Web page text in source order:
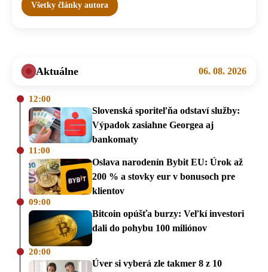
Všetky články autora
Aktuálne 06. 08. 2026
12:00
Slovenská sporiteľňa odstaví služby:
Výpadok zasiahne Georgea aj
bankomaty
11:00
Oslava narodenín Bybit EU: Úrok až
200 % a stovky eur v bonusoch pre
klientov
09:00
Bitcoin opúšťa burzy: Veľkí investori
dali do pohybu 100 miliónov
20:00
Úver si vyberá zle takmer 8 z 10